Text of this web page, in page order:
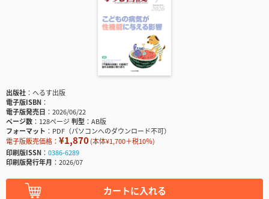
出版社
へるす出版
電子版ISBN
電子版発売日
2026/06/22
ページ数
128ページ判型
AB版
フォーマット
PDF（パソコンへのダウンロード不可）
電子版販売価格： ¥1,870(本体¥1,700＋税10％)
印刷版ISSN
0386-6289
印刷版発行年月
2026/07
カートに入れる